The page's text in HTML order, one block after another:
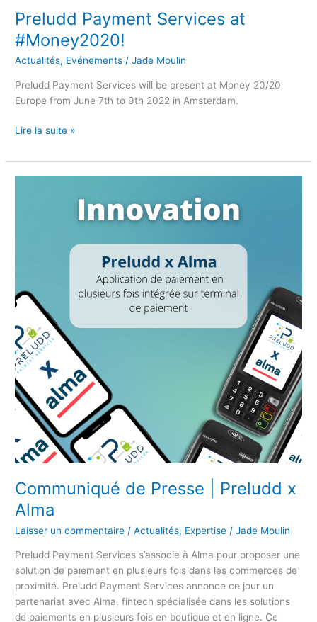
Preludd Payment Services at
#Money2020!
Actualités, Evénements /Jade Moulin
Preludd Payment Services will be present at Money 20/20
Europe from June 7th to 9th 2022 in Amsterdam.
Lire la suite »
Communiqué de Presse | Preludd x
Alma
Laisser un commentaire /Actualités, Expertise /Jade Moulin
Preludd Payment Services s’associe à Alma pour proposer une
solution de paiement en plusieurs fois dans les commerces de
proximité. Preludd Payment Services annonce ce jour un
partenariat avec Alma, fintech spécialisée dans les solutions
de paiements en plusieurs fois en boutique et en ligne. Ce